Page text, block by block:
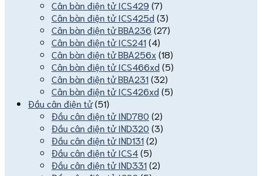
Cân bàn điện tử ICS429 (7)
Cân bàn điện tử ICS425d (3)
Cân bàn điện tử BBA236 (27)
Cân bàn điện tử ICS241(4)
Cân bàn điện tử BBA256x(18)
Cân bàn điện tử ICS466xd (5)
Cân bàn điện tử BBA231(32)
Cân bàn điện tử ICS426xd (5)
Đầu cân điện tử(51)
Đầu cân điện tử IND780 (2)
Đầu cân điện tử IND320 (3)
Đầu cân điện tử IND131(2)
Đầu cân điện tử ICS4(5)
Đầu cân điện tử IND331(2)